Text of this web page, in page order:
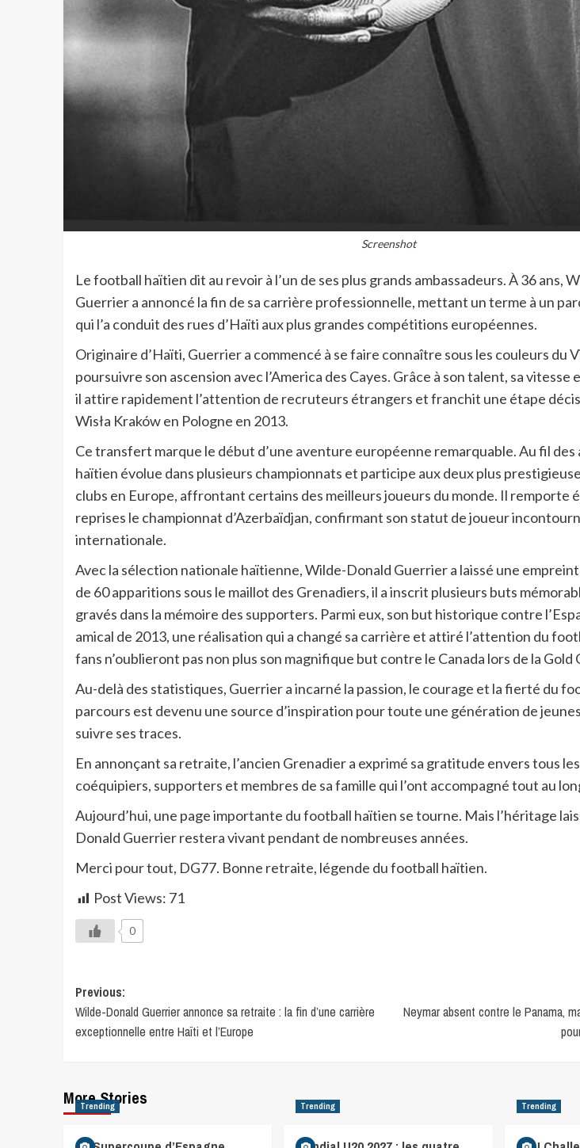
Screenshot
Le football haïtien dit au revoir à l’un de ses plus grands ambassadeurs. À 36 ans,
Guerrier a annoncé la fin de sa carrière professionnelle, mettant un terme à un
qui l’a conduit des rues d’Haïti aux plus grandes compétitions européennes.
Originaire d’Haïti, Guerrier a commencé à se faire connaître sous les couleurs du
poursuivre son ascension avec l’America des Cayes. Grâce à son talent, sa
il attire rapidement l’attention de recruteurs étrangers et franchit une étape
Wisła Kraków en Pologne en 2013.
Ce transfert marque le début d’une aventure européenne remarquable. Au fil des
haïtien évolue dans plusieurs championnats et participe aux deux plus
clubs en Europe, affrontant certains des meilleurs joueurs du monde. Il remporte
reprises le championnat d’Azerbaïdjan, confirmant son statut de joueur
internationale.
Avec la sélection nationale haïtienne, Wilde-Donald Guerrier a laissé une
de 60 apparitions sous le maillot des Grenadiers, il a inscrit plusieurs buts
gravés dans la mémoire des supporters. Parmi eux, son but historique contre
amical de 2013, une réalisation qui a changé sa carrière et attiré l’attention du
fans n’oublieront pas non plus son magnifique but contre le Canada lors de la Gold
Au-delà des statistiques, Guerrier a incarné la passion, le courage et la fierté du
parcours est devenu une source d’inspiration pour toute une génération de
suivre ses traces.
En annonçant sa retraite, l’ancien Grenadier a exprimé sa gratitude envers tous
coéquipiers, supporters et membres de sa famille qui l’ont accompagné tout au
Aujourd’hui, une page importante du football haïtien se tourne. Mais l’héritage
Donald Guerrier restera vivant pendant de nombreuses années.
Merci pour tout, DG77. Bonne retraite, légende du football haïtien.
Post Views: 71
0
Previous:
Wilde-Donald Guerrier annonce sa retraite : la fin d’une carrière
exceptionnelle entre Haïti et l’Europe
Neymar absent contre le Panama,
More Stories
Trending Trending Trending